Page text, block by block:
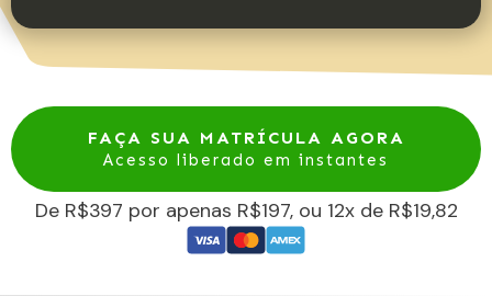
FAÇA SUA MATRÍCULA AGORA
Acesso liberado em instantes
De R$397 por apenas R$197, ou 12x de R$19,82